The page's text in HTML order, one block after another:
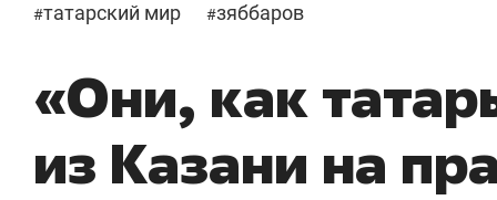
#татарский мир #зяббаров
«Они, как
из Казани на
Василь Мазитов
МАРТ
«Не зная местных